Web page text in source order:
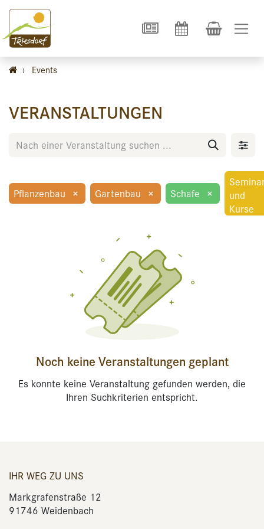
› Events
VERANSTALTUNGEN
Pflanzenbau × Gartenbau × Schafe ×
und
Kurse
Noch keine Veranstaltungen geplant
Es konnte keine Veranstaltung gefunden werden, die
Ihren Suchkriterien entspricht.
IHR WEG ZU UNS
Markgrafenstraße 12
91746 Weidenbach